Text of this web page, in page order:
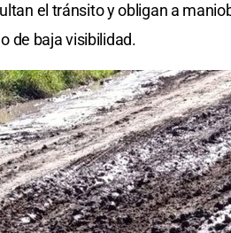
el tránsito y obligan a
de baja visibilidad.